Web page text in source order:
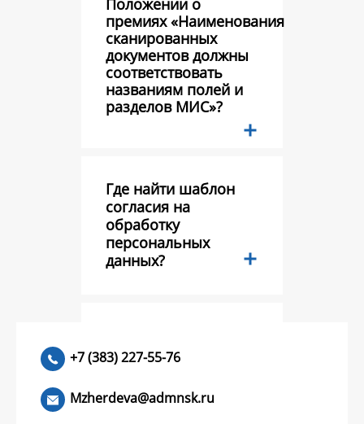
Положении о
премиях «Наименования
сканированных
документов должны
соответствовать
названиям полей и
разделов МИС»?
Где найти шаблон
согласия на
обработку
персональных
данных?
+7 (383) 227-55-76
Mzherdeva@admnsk.ru